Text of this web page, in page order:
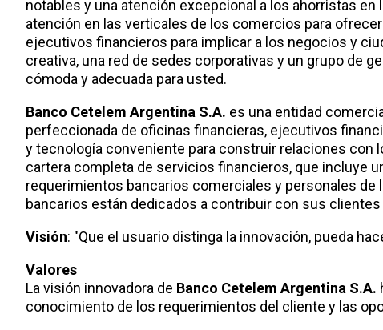
notables y una atención excepcional a los ahorristas
atención en las verticales de los comercios para
ejecutivos financieros para implicar a los negocios y
creativa, una red de sedes corporativas y un grupo de
cómoda y adecuada para usted.
Banco Cetelem Argentina S.A. es una entidad
perfeccionada de oficinas financieras, ejecutivos
y tecnología conveniente para construir relaciones con
cartera completa de servicios financieros, que incluye
requerimientos bancarios comerciales y personales
bancarios están dedicados a contribuir con sus
Visión: "Que el usuario distinga la innovación, pueda
Valores
La visión innovadora de Banco Cetelem Argentina S.A.
conocimiento de los requerimientos del cliente y las